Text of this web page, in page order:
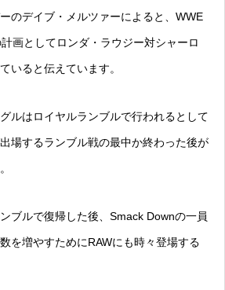
のデイブ・メルツァーによると、WWE
画としてロンダ・ラウジー対シャーロ
いると伝えています。
ルはロイヤルランブルで行われるとして
場するランブル戦の最中か終わった後が
ブルで復帰した後、Smack Downの一員
を増やすためにRAWにも時々登場する